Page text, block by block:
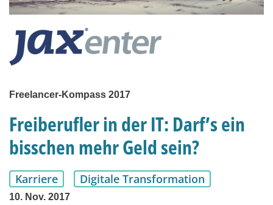
Freelancer-Kompass 2017
Freiberufler in der IT: Darf’s ein
bisschen mehr Geld sein?
Karriere Digitale Transformation
10. Nov. 2017